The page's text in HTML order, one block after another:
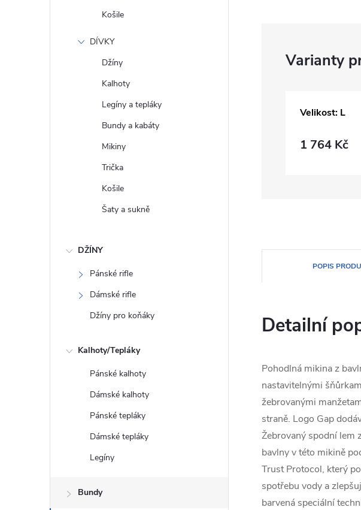
Košile
DÍVKY
Džíny
Kalhoty
Legíny a tepláky
Bundy a kabáty
Mikiny
Trička
Košile
Šaty a sukně
DŽÍNY
Pánské rifle
Dámské rifle
Džíny pro koňáky
Kalhoty/Tepláky
Pánské kalhoty
Dámské kalhoty
Pánské tepláky
Dámské tepláky
Legíny
Bundy
Velikost: L
1 764 Kč
POPIS
Detailní
Pohodlná mikina z
nastavitelnými
žebrovanými
straně. Logo Gap
Žebrovaný spodní lem
bavlny v této mikině
Trust Protocol, který
spotřebu vody a
barvená speciální